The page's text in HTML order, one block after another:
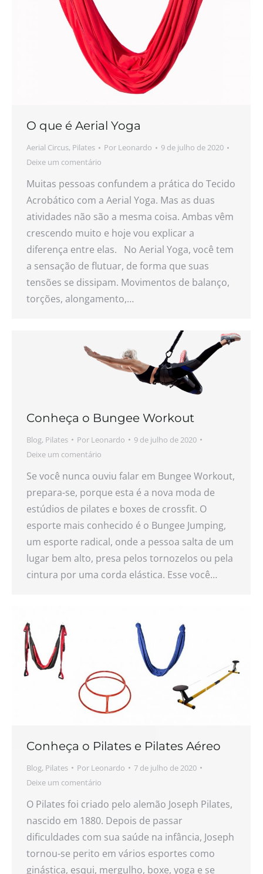
O que é Aerial Yoga
Aerial Circus, Pilates Por Leonardo
9 de julho de 2020
Deixe um comentário
Muitas pessoas confundem a prática do Tecido
Acrobático com a Aerial Yoga. Mas as duas
atividades não são a mesma coisa. Ambas vêm
crescendo muito e hoje vou explicar a
diferença entre elas. No Aerial Yoga, você tem
a sensação de flutuar, de forma que suas
tensões se dissipam. Movimentos de balanço,
torções, alongamento,…
Conheça o Bungee Workout
Blog, Pilates Por Leonardo
9 de julho de 2020
Deixe um comentário
Se você nunca ouviu falar em Bungee Workout,
prepara-se, porque esta é a nova moda de
estúdios de pilates e boxes de crossfit. O
esporte mais conhecido é o Bungee Jumping,
um esporte radical, onde a pessoa salta de um
lugar bem alto, presa pelos tornozelos ou pela
cintura por uma corda elástica. Esse você…
Conheça o Pilates e Pilates Aéreo
Blog, Pilates Por Leonardo
7 de julho de 2020
Deixe um comentário
O Pilates foi criado pelo alemão Joseph Pilates,
nascido em 1880. Depois de passar
dificuldades com sua saúde na infância, Joseph
tornou-se perito em vários esportes como
ginástica, esqui, mergulho, boxe, yoga e se